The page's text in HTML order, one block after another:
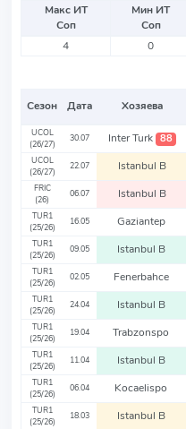
Макс ИТ
Соп
Мин ИТ
Соп
4
0
Сезон Дата Хозяева
UCOL
(26/27)
30.07 Inter Turk 88
UCOL
(26/27)
22.07 Istanbul B
FRIC
(26)
06.07 Istanbul B
TUR1
(25/26)
16.05 Gaziantep
TUR1
(25/26)
09.05 Istanbul B
TUR1
(25/26)
02.05 Fenerbahce
TUR1
(25/26)
24.04 Istanbul B
TUR1
(25/26)
19.04 Trabzonspo
TUR1
(25/26)
11.04 Istanbul B
TUR1
(25/26)
06.04 Kocaelispo
TUR1
(25/26)
18.03 Istanbul B